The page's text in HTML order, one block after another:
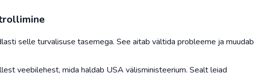
selle turvalisuse tasemega. See aitab vältida probleeme ja muudab
veebilehest, mida haldab USA välisministeerium. Sealt leiad